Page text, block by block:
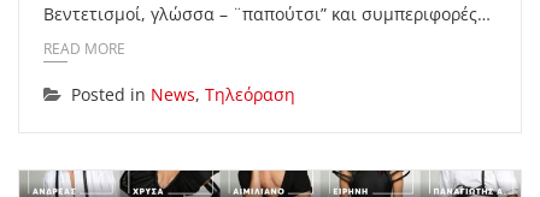
Βεντετισμοί, γλώσσα – ¨παπούτσι” και συμπεριφορές…
READ MORE
Posted in News, Τηλεόραση